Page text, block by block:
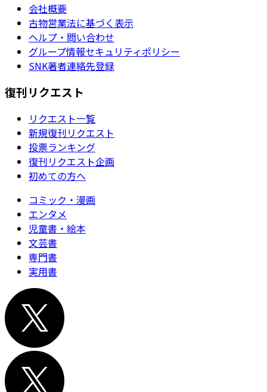
会社概要
古物営業法に基づく表示
ヘルプ・問い合わせ
グループ情報セキュリティポリシー
SNK著者連絡先登録
復刊リクエスト
リクエスト一覧
新規復刊リクエスト
投票ランキング
復刊リクエスト企画
初めての方へ
コミック・漫画
エンタメ
児童書・絵本
文芸書
専門書
実用書